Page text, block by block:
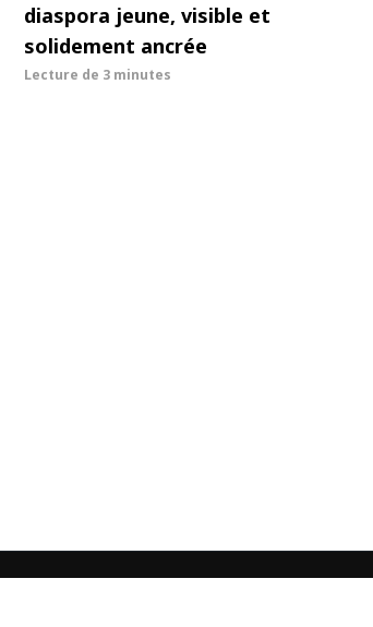
diaspora jeune, visible et
solidement ancrée
Lecture de 3 minutes